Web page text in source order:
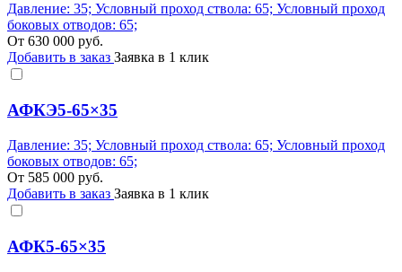
Давление: 35; Условный проход ствола: 65; Условный проход
боковых отводов: 65;
От 630 000 руб.
Добавить в заказ Заявка в 1 клик
АФКЭ5-65×35
Давление: 35; Условный проход ствола: 65; Условный проход
боковых отводов: 65;
От 585 000 руб.
Добавить в заказ Заявка в 1 клик
АФК5-65×35